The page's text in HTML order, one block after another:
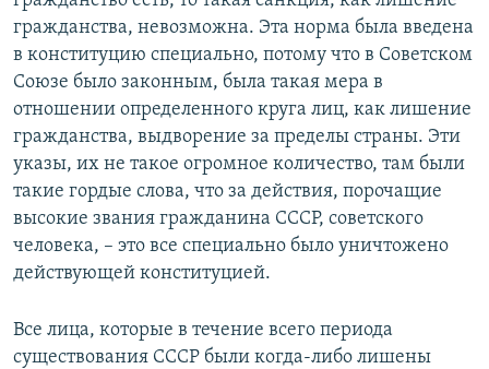
гражданства, невозможна. Эта норма была введена
в конституцию специально, потому что в Советском
Союзе было законным, была такая мера в
отношении определенного круга лиц, как лишение
гражданства, выдворение за пределы страны. Эти
указы, их не такое огромное количество, там были
такие гордые слова, что за действия, порочащие
высокие звания гражданина СССР, советского
человека, – это все специально было уничтожено
действующей конституцией.
Все лица, которые в течение всего периода
существования СССР были когда-либо лишены